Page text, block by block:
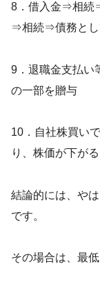
8．借入金⇒相続
⇒相続⇒債務とし
9．退職金支払い
の一部を贈与
10．自社株買い
り、株価が下がる
結論的には、や
です。
その場合は、最